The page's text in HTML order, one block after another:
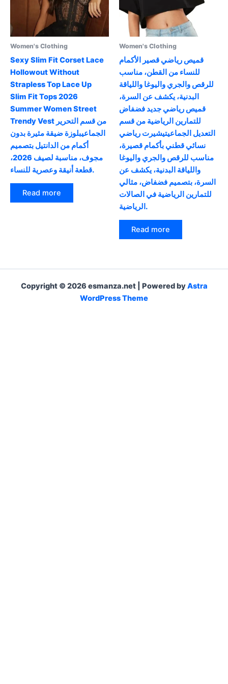
chosen
the
page
Women's Clothing
Sexy Slim Fit Corset Lace
Hollowout Without
Strapless Top Lace Up
Slim Fit Tops 2026
Summer Women Street
Trendy Vest من قسم التحرير
الجماعيبلوزة ضيقة مثيرة بدون
أكمام من الدانتيل بتصميم
مجوف، مناسبة لصيف 2026،
قطعة أنيقة وعصرية للنساء.
Read more
Women's Clothing
قميص رياضي قصير الأكمام
للنساء من القطن، مناسب
للرقص والجري واليوغا واللياقة
البدنية، يكشف عن السرة،
قميص رياضي جديد فضفاض
للتمارين الرياضية من قسم
التعديل الجماعيتيشيرت رياضي
نسائي قطني بأكمام قصيرة،
مناسب للرقص والجري واليوغا
واللياقة البدنية، يكشف عن
السرة، بتصميم فضفاض، مثالي
للتمارين الرياضية في الصالات
الرياضية.
Read more
Copyright © 2026 esmanza.net | Powered byAstra
WordPress Theme